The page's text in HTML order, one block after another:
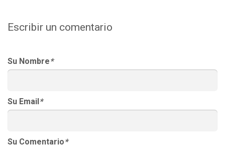
Escribir un comentario
Su Nombre*
Su Email*
Su Comentario*